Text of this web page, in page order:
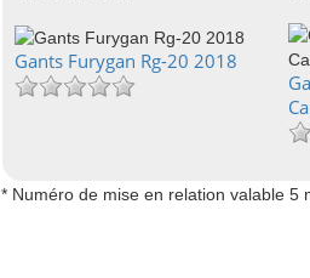
Gants Furygan Rg-20 2018
* Numéro de mise en relation valable 5